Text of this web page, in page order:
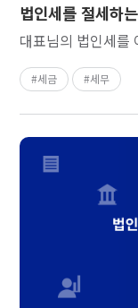
법인세를 절세하
대표님의 법인세를
세금 세무